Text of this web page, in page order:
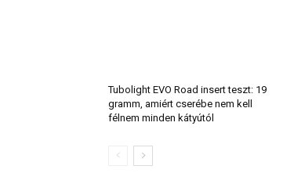
Tubolight EVO Road insert teszt: 19
gramm, amiért cserébe nem kell
félnem minden kátyútól